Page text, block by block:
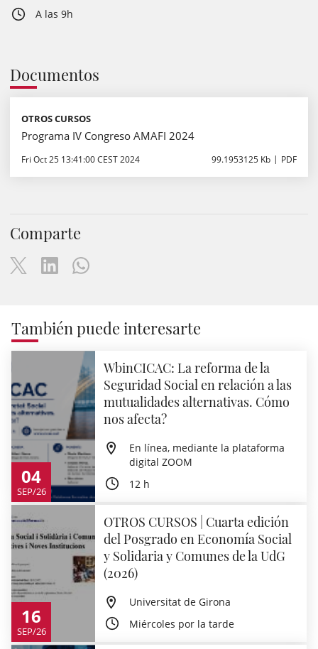
A las 9h
Documentos
OTROS CURSOS
Programa IV Congreso AMAFI 2024
Fri Oct 25 13:41:00 CEST 2024 99.1953125 Kb PDF
Comparte
También puede interesarte
04
SEP/26
WbinCICAC: La reforma de la
Seguridad Social en relación a las
mutualidades alternativas. Cómo
nos afecta?
En línea, mediante la plataforma
digital ZOOM
12 h
16
SEP/26
OTROS CURSOS | Cuarta edición
del Posgrado en Economía Social
y Solidaria y Comunes de la UdG
(2026)
Universitat de Girona
Miércoles por la tarde